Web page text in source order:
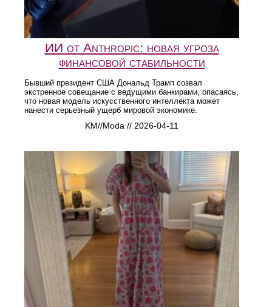
ИИ от Anthropic: новая угроза
финансовой стабильности
Бывший президент США Дональд Трамп созвал
экстренное совещание с ведущими банкирами, опасаясь,
что новая модель искусственного интеллекта может
нанести серьезный ущерб мировой экономике.
KM//Moda // 2026-04-11